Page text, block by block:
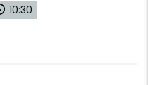
10:30